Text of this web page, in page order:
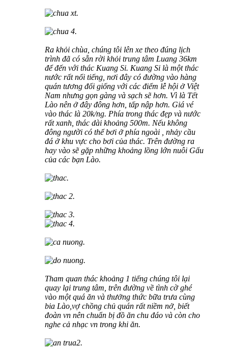
Ra khỏi chùa, chúng tôi lên xe theo đúng lịch
trình đã có sẵn rời khỏi trung tâm Luang 36km
để đến với thác Kuang Si. Kuang Si là một thác
nước rất nổi tiếng, nơi đây có đường vào hàng
quán tương đối giống với các điểm lễ hội ở Việt
Nam nhưng gọn gàng và sạch sẽ hơn. Vì là Tết
Lào nên ở đây đông hơn, tấp nập hơn. Giá vé
vào thác là 20k/ng. Phía trong thác đẹp và nước
rất xanh, thác dài khoảng 500m. Nếu không
đông người có thể bơi ở phía ngoài , nhảy cầu
đá ở khu vực cho bơi của thác. Trên đường ra
hay vào sẽ gặp những khoảng lồng lớn nuôi Gấu
của các bạn Lào.
Tham quan thác khoảng 1 tiếng chúng tôi lại
quay lại trung tâm, trên đường về tình cờ ghé
vào một quá ăn và thưởng thức bữa trưa cùng
bia Lào,vợ chồng chủ quán rất niềm nở, biết
đoàn vn nên chuẩn bị đồ ăn chu đáo và còn cho
nghe cả nhạc vn trong khi ăn.